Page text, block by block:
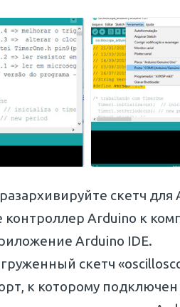
скетч для
Arduino к
Arduino IDE.
скетч
к которому